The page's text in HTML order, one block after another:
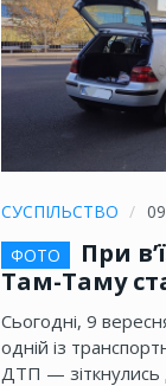
СУСПІЛЬСТВО
ФОТО
При
Там-Таму
Сьогодні, 9
одній із
ДТП — зіткнулись